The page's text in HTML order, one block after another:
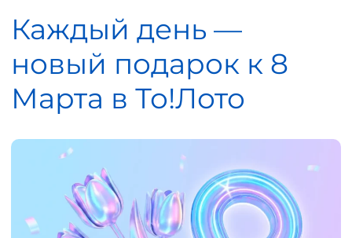
Каждый день —
новый подарок к 8
Марта в То!Лото